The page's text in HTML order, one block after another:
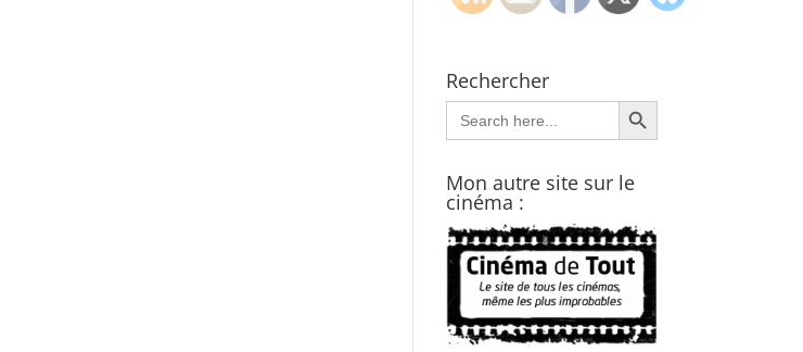
Rechercher
Search
for:
Search Button
Mon autre site sur le
cinéma :